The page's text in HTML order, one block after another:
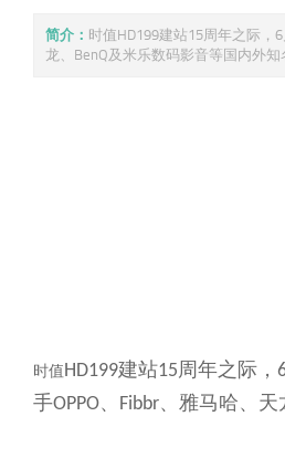
简介： 时值HD199建站15周年之际，
龙、BenQ及米乐数码影音等国内外知
时值 HD199建站15周年之际，
手OPPO、 Fibbr、雅马哈、天